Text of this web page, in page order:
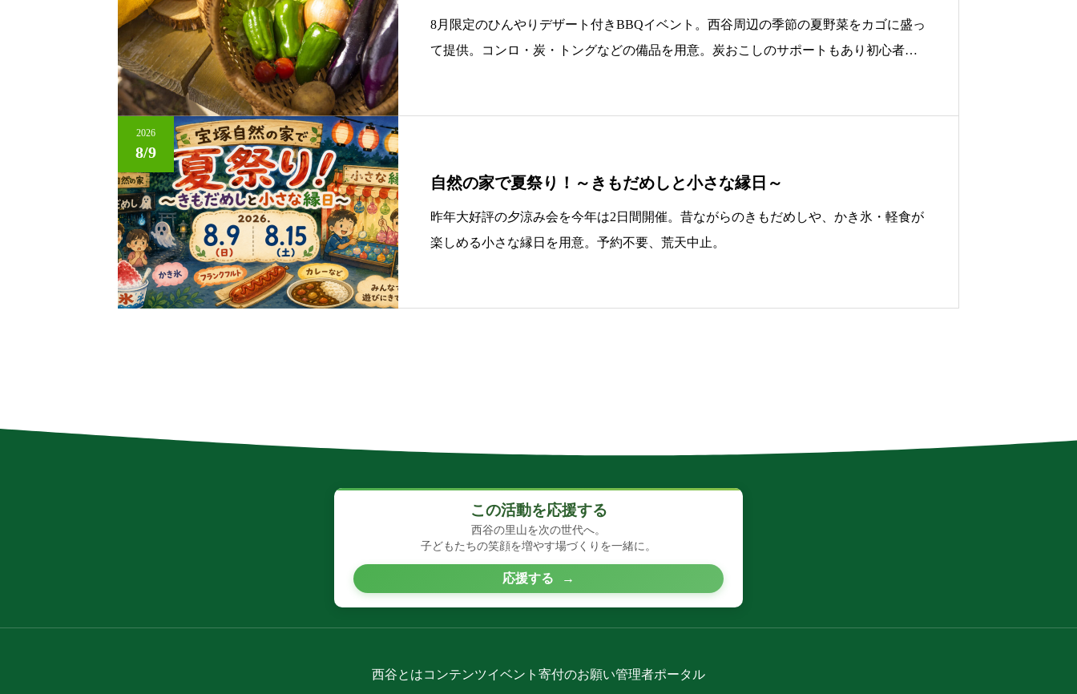
8月限定のひんやりデザート付きBBQイベント。西谷周辺の季節の夏野菜をカゴに盛っ
て提供。コンロ・炭・トングなどの備品を用意。炭おこしのサポートもあり初心者で
2026
8/9
自然の家で夏祭り！～きもだめしと小さな縁日～
昨年大好評の夕涼み会を今年は2日間開催。昔ながらのきもだめしや、かき氷・軽食が
楽しめる小さな縁日を用意。予約不要、荒天中止。
この活動を応援する
西谷の里山を次の世代へ。
子どもたちの笑顔を増やす場づくりを一緒に。
応援する →
西谷とはコンテンツイベント 寄付のお願い管理者ポータル